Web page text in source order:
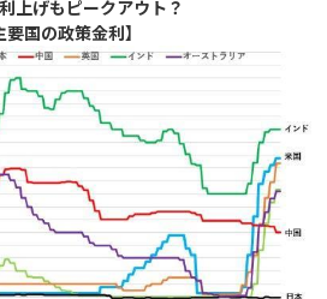
上げもピークアウト？
要国の政策金利】